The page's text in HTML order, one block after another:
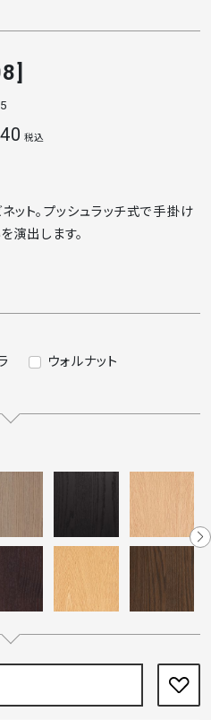
税込
ット。プッシュラッチ式で手掛け
演出します。
ウォルナット